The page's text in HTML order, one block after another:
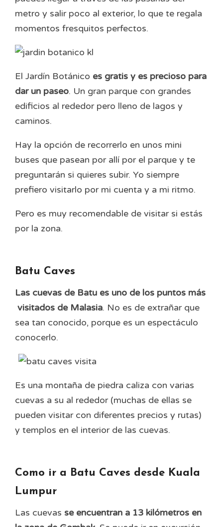
metro y salir poco al exterior, lo que te regala
momentos fresquitos perfectos.
El Jardín Botánico es gratis y es precioso para
dar un paseo. Un gran parque con grandes
edificios al rededor pero lleno de lagos y
caminos.
Hay la opción de recorrerlo en unos mini
buses que pasean por allí por el parque y te
preguntarán si quieres subir. Yo siempre
prefiero visitarlo por mi cuenta y a mi ritmo.
Pero es muy recomendable de visitar si estás
por la zona.
Batu Caves
Las cuevas de Batu es uno de los puntos más
visitados de Malasia. No es de extrañar que
sea tan conocido, porque es un espectáculo
conocerlo.
Es una montaña de piedra caliza con varias
cuevas a su al rededor (muchas de ellas se
pueden visitar con diferentes precios y rutas)
y templos en el interior de las cuevas.
Como ir a Batu Caves desde Kuala
Lumpur
Las cuevas se encuentran a 13 kilómetros en